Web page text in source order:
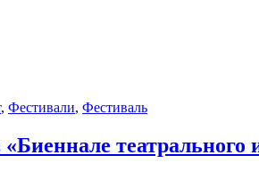
, Фестивали, Фестиваль
театрального